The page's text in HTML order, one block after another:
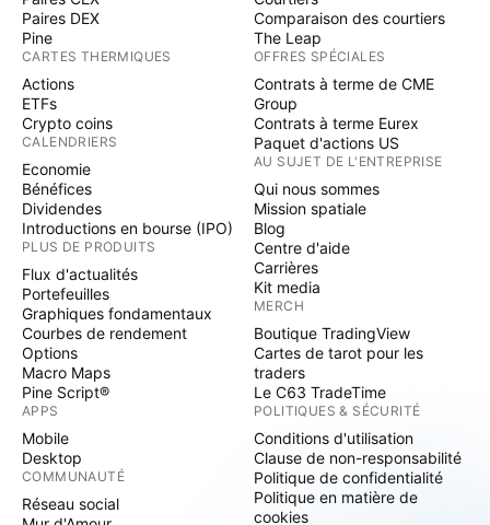
Paires DEX
Pine
CARTES THERMIQUES
Actions
ETFs
Crypto coins
CALENDRIERS
Economie
Bénéfices
Dividendes
Introductions en bourse (IPO)
PLUS DE PRODUITS
Flux d'actualités
Portefeuilles
Graphiques fondamentaux
Courbes de rendement
Options
Macro Maps
Pine Script®
APPS
Mobile
Desktop
COMMUNAUTÉ
Réseau social
Comparaison des courtiers
The Leap
OFFRES SPÉCIALES
Contrats à terme de CME
Group
Contrats à terme Eurex
Paquet d'actions US
AU SUJET DE L'ENTREPRISE
Qui nous sommes
Mission spatiale
Blog
Centre d'aide
Carrières
Kit media
MERCH
Boutique TradingView
Cartes de tarot pour les
traders
Le C63 TradeTime
POLITIQUES & SÉCURITÉ
Conditions d'utilisation
Clause de non-responsabilité
Politique de confidentialité
Politique en matière de
cookies